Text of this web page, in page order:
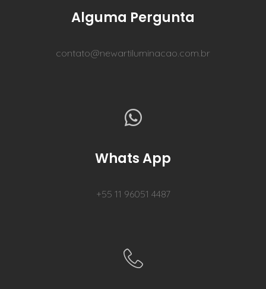
Alguma Pergunta
contato@newartiluminacao.com.br
Whats App
+55 11 96051 4487